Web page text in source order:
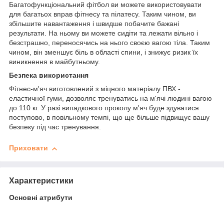
Багатофункціональний фітбол ви можете використовувати
для багатьох вправ фітнесу та пілатесу. Таким чином, ви
збільшите навантаження і швидше побачите бажані
результати. На ньому ви можете сидіти та лежати вільно і
безстрашно, переносячись на нього своєю вагою тіла. Таким
чином, він зменшує біль в області спини, і знижує ризик їх
виникнення в майбутньому.
Безпека використання
Фітнес-м'яч виготовлений з міцного матеріалу ПВХ -
еластичної гуми, дозволяє тренуватись на м'ячі людині вагою
до 110 кг. У разі випадкового проколу м'яч буде здуватися
поступово, в повільному темпі, що ще більше підвищує вашу
безпеку під час тренування.
Приховати
Характеристики
Основні атрибути